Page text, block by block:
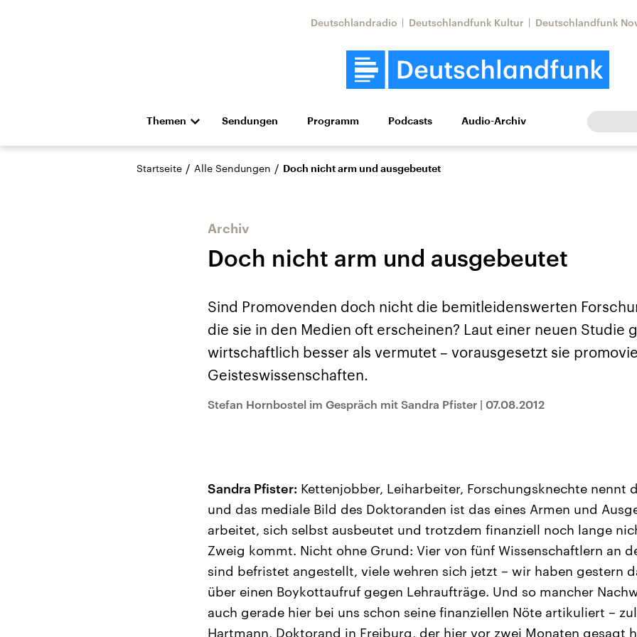
Deutschlandradio Deutschlandfunk Kultur Deutschlandfunk
Themen
Die Nachrichten Politik Wirtschaft Wissen Kultur Europa
Hörspiel und Feature Musik
Anhalt 2026
Sachsen-Anhalt wählt
einen neuen Landtag.
Bundesland von einer
und FDP regiert.-
Umfragen, Prognosen,
Aktuelle Beiträge,
Hintergründe
militärisch gehören die
den mächtigsten
großem Einfluss auf das
aktuelle Weltgeschehen.
Aktuelle Lage und
Der Überfall der
Terrororganisation
Gewalt entfacht. Israel
möchte die Hamas
Aktuelle Lage und
Der Iran – seit der
1979 auch
regierter Staat im
Osten. Eine
Sendungen Programm Podcasts Audio-Archiv
Startseite / Alle Sendungen / Doch nicht arm und ausgebeutet
Archiv
Doch nicht arm und ausgebeutet
Sind Promovenden doch nicht die bemitleidenswerten
die sie in den Medien oft erscheinen? Laut einer neuen Studie
wirtschaftlich besser als vermutet – vorausgesetzt sie
Geisteswissenschaften.
Stefan Hornbostel im Gespräch mit Sandra Pfister | 07.08.2012
Sandra Pfister: Kettenjobber, Leiharbeiter, Forschungsknechte nennt
und das mediale Bild des Doktoranden ist das eines Armen und
arbeitet, sich selbst ausbeutet und trotzdem finanziell noch lange
Zweig kommt. Nicht ohne Grund: Vier von fünf Wissenschaftlern an
sind befristet angestellt, viele wehren sich jetzt – wir haben gestern
über einen Boykottaufruf gegen Lehraufträge. Und so mancher
auch gerade hier bei uns schon seine finanziellen Nöte artikuliert –
Hartmann, Doktorand in Freiburg, der hier vor zwei Monaten gesagt